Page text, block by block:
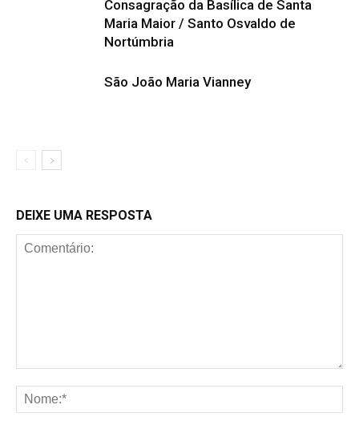
Consagração da Basílica de Santa
Maria Maior / Santo Osvaldo de
Nortúmbria
São João Maria Vianney
DEIXE UMA RESPOSTA